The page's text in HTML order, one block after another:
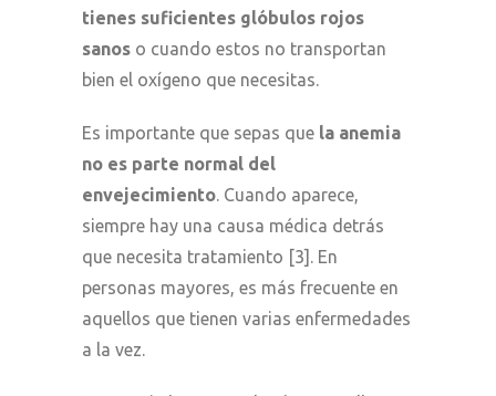
tienes suficientes glóbulos rojos
sanos o cuando estos no transportan
bien el oxígeno que necesitas.
Es importante que sepas que la anemia
no es parte normal del
envejecimiento. Cuando aparece,
siempre hay una causa médica detrás
que necesita tratamiento [3]. En
personas mayores, es más frecuente en
aquellos que tienen varias enfermedades
a la vez.